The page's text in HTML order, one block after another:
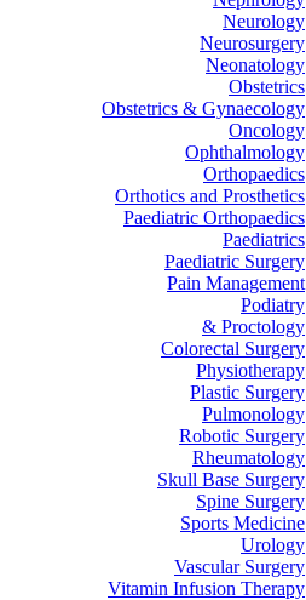
Neurology
Neurosurgery
Neonatology
Obstetrics
Obstetrics & Gynaecology
Oncology
Ophthalmology
Orthopaedics
Orthotics and Prosthetics
Paediatric Orthopaedics
Paediatrics
Paediatric Surgery
Pain Management
Podiatry
Proctology &
Colorectal Surgery
Physiotherapy
Plastic Surgery
Pulmonology
Robotic Surgery
Rheumatology
Skull Base Surgery
Spine Surgery
Sports Medicine
Urology
Vascular Surgery
Vitamin Infusion Therapy